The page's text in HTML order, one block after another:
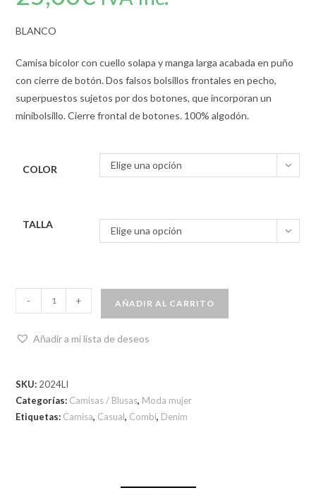
BLANCO
Camisa bicolor con cuello solapa y manga larga acabada en puño
con cierre de botón. Dos falsos bolsillos frontales en pecho,
superpuestos sujetos por dos botones, que incorporan un
minibolsillo. Cierre frontal de botones. 100% algodón.
COLOR Elige una opción
TALLA
Elige una opción
- + AÑADIR AL CARRITO
Añadir a mi lista de deseos
SKU: 2024LI
Categorías: Camisas / Blusas, Moda mujer
Etiquetas: Camisa, Casual, Combi, Denim